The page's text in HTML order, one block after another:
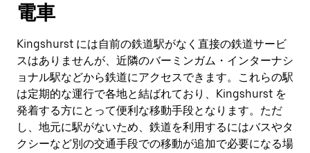
電車
Kingshurst には自前の鉄道駅がなく直接の鉄道サービ
スはありませんが、近隣のバーミンガム・インターナシ
ョナル駅などから鉄道にアクセスできます。これらの駅
は定期的な運行で各地と結ばれており、Kingshurst を
発着する方にとって便利な移動手段となります。ただ
し、地元に駅がないため、鉄道を利用するにはバスやタ
クシーなど別の交通手段での移動が追加で必要になる場